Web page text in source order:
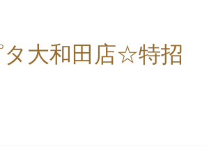
タ大和田店☆特招